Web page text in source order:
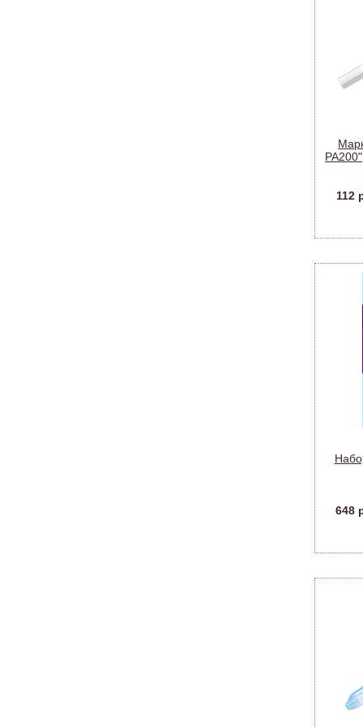
112
648